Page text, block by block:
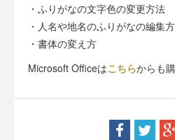
・ふりがなの文字色の変更方法
・人名や地名のふりがなの編集
・書体の変え方
Microsoft Officeはこちらからも